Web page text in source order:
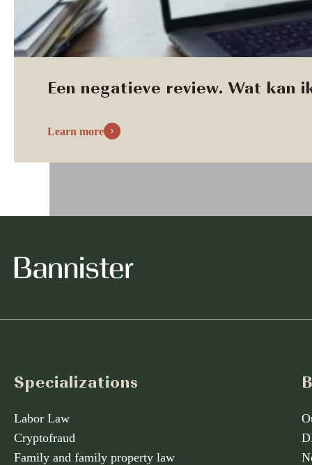
Een negatieve review. Wat kan
Learn more
Specializations
Labor Law
Cryptofraud
Family and family property law